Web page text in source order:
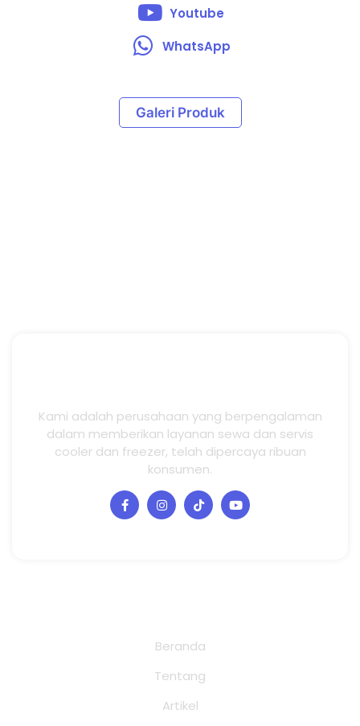
Youtube
WhatsApp
Galeri Produk
Kami adalah perusahaan yang berpengalaman
dalam memberikan layanan sewa dan servis
cooler dan freezer, telah dipercaya ribuan
konsumen.
Beranda
Tentang
Artikel